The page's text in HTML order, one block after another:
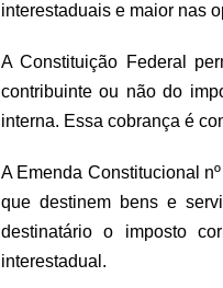
interestaduais e maior nas
A Constituição Federal
contribuinte ou não do
interna. Essa cobrança é
A Emenda Constitucional
que destinem bens e
destinatário o imposto
interestadual.